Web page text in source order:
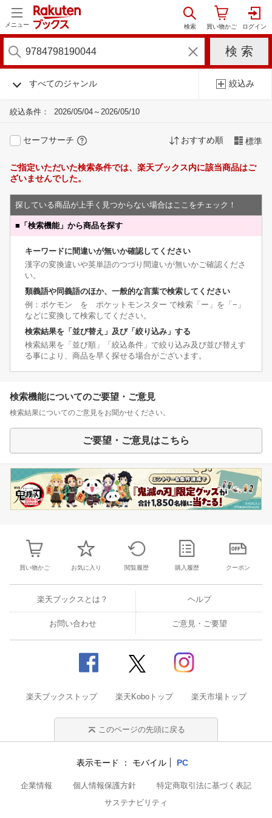
メニュー
すべてのジャンル 絞込み
絞込条件： 2026/05/04～2026/05/10
セーフサーチ おすすめ順 標準
ご指定いただいた検索条件では、楽天ブックス内に該当商品はご
ざいませんでした。
探している商品が上手く見つからない場合はここをチェック！
■ 「検索機能」から商品を探す
キーワードに間違いが無いか確認してください
漢字の変換違いや英単語のつづり間違いが無いかご確認くださ
い。
類義語や同義語のほか、一般的な言葉で検索してください
例：ポケモン を ポケットモンスター で検索「ー」を「−」
などに変換して検索してください。
検索結果を「並び替え」及び「絞り込み」する
検索結果を「並び順」「絞込条件」で絞り込み及び並び替えす
る事により、商品を早く探せる場合がございます。
検索機能についてのご要望・ご意見
検索結果についてのご意見をお聞かせください。
ご要望・ご意見はこちら
買い物かご お気に入り 閲覧履歴 購入履歴 クーポン
楽天ブックスとは？ ヘルプ
お問い合わせ ご意見・ご要望
楽天ブックストップ 楽天Koboトップ 楽天市場トップ
このページの先頭に戻る
表示モード モバイル PC
企業情報 個人情報保護方針
特定商取引法に基づく表記
サステナビリティ